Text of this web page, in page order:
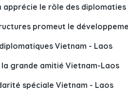
apprécie le rôle des diplomaties
promeut le
Vietnam - Laos
grande amitié Vietnam-Laos
spéciale Vietnam - Laos